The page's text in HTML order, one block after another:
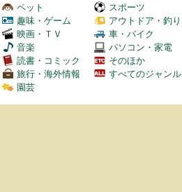
ペット
趣味・ゲーム
映画・ＴＶ
音楽
読書・コミック
旅行・海外情報
園芸
スポーツ
アウトドア・釣り
車・バイク
パソコン・家電
そのほか
すべてのジャンル